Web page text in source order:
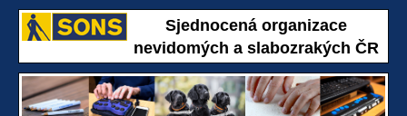
Sjednocená organizace
nevidomých a slabozrakých ČR